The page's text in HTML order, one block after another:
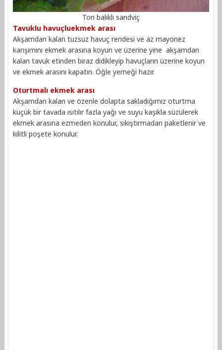
Ton balıklı sandviç
Tavuklu havuçluekmek arası
Akşamdan kalan tuzsuz havuç rendesi ve az mayonez
karışımını ekmek arasına koyun ve üzerine yine akşamdan
kalan tavuk etinden biraz didikleyip havuçların üzerine koyun
ve ekmek arasını kapatın. Öğle yemeği hazır.
Oturtmalı ekmek arası
Akşamdan kalan ve özenle dolapta sakladığımız oturtma
küçük bir tavada ısıtılır fazla yağı ve suyu kaşıkla süzülerek
ekmek arasına ezmeden konulur, sıkıştırmadan paketlenir ve
kilitli poşete konulur.